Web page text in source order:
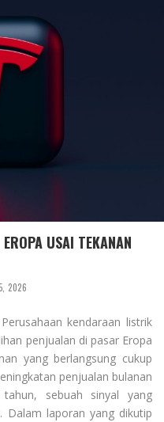
USAI TEKANAN
2026
kendaraan listrik
penjualan di pasar Eropa
yang berlangsung cukup
penjualan bulanan
sebuah sinyal yang
Dalam laporan yang dikutip